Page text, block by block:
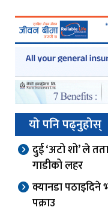
यो पनि पढ्नुहोस्
दुई ‘अटो शो’ ले
गाडीको लहर
क्यानडा
पक्राउ